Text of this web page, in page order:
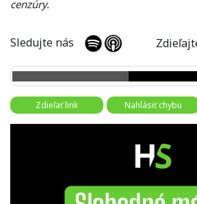
cenzúry.
Sledujte nás
Zdieľať link Nahlásiť chybu